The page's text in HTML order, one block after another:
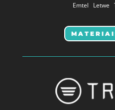
Emtel Letwe